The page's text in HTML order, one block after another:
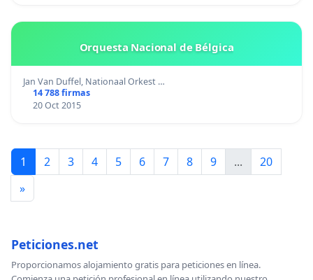
Orquesta Nacional de Bélgica
Jan Van Duffel, Nationaal Orkest …
14 788 firmas
20 Oct 2015
1 2 3 4 5 6 7 8 9 ...
20
»
Peticiones.net
Proporcionamos alojamiento gratis para peticiones en línea.